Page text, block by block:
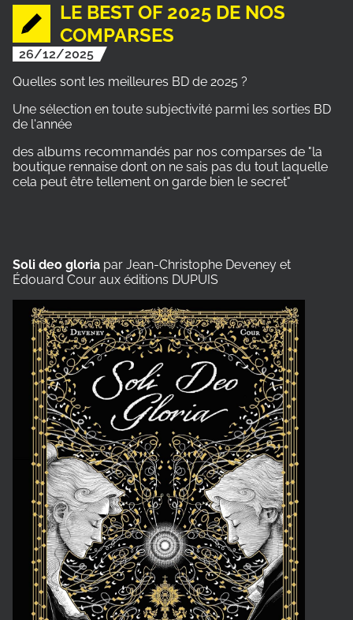
LE BEST OF 2025 DE NOS
COMPARSES
26/12/2025
Quelles sont les meilleures BD de 2025 ?
Une sélection en toute subjectivité parmi les sorties BD
de l'année
des albums recommandés par nos comparses de "la
boutique rennaise dont on ne sais pas du tout laquelle
cela peut être tellement on garde bien le secret"
Soli deo gloria par Jean-Christophe Deveney et
Édouard Cour aux éditions DUPUIS